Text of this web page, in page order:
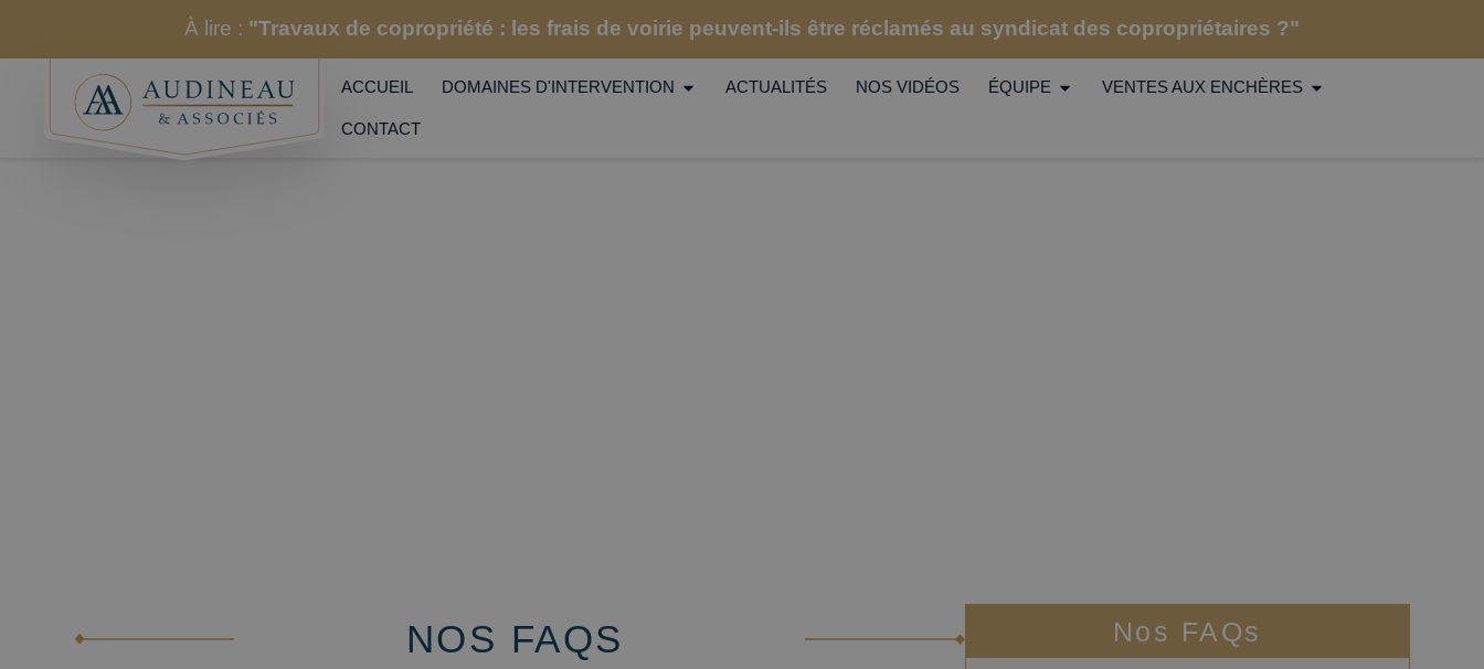
À lire : "Travaux de copropriété : les frais de voirie peuvent-ils être réclamés au syndicat des copropriétaires ?"
ACCUEIL DOMAINES D'INTERVENTION ACTUALITÉS NOS VIDÉOS ÉQUIPE VENTES AUX ENCHÈRES
CONTACT
NOS FAQS Nos FAQs